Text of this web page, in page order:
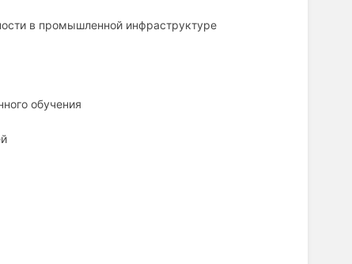
в промышленной инфраструктуре
обучения